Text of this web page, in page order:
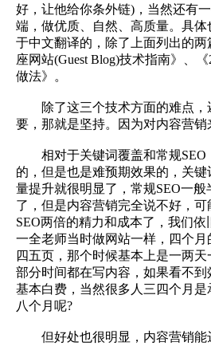
好，让他给你条外链)，当然还有
端，做优质、自然、高质量。具体
于中文翻译的，除了上面列出的两
座网站(Guest Blog)技术指南》、
做法》。
除了这三个技术方面的难点，
要，那就是坚持。因为对内容营
相对于关键词覆盖和常规SEO
的，但是也是难预期效果的，关
量提升就很明显了，常规SEO一
了，但是内容营销完全说不好，
SEO两倍的精力和成本了，我们
一全老师当时做网站一样，四个
四五页，那个时候基本上是一两
部分时间都在写内容，如果看不
基本白费，当然很多人三四个月
八个月呢?
但好处也很明显，内容营销能